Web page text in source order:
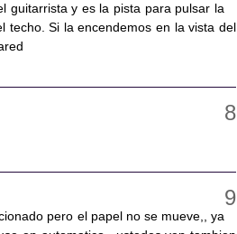
guitarrista y es la pista para pulsar la
techo. Si la encendemos en la vista del
pero el papel no se mueve,, ya